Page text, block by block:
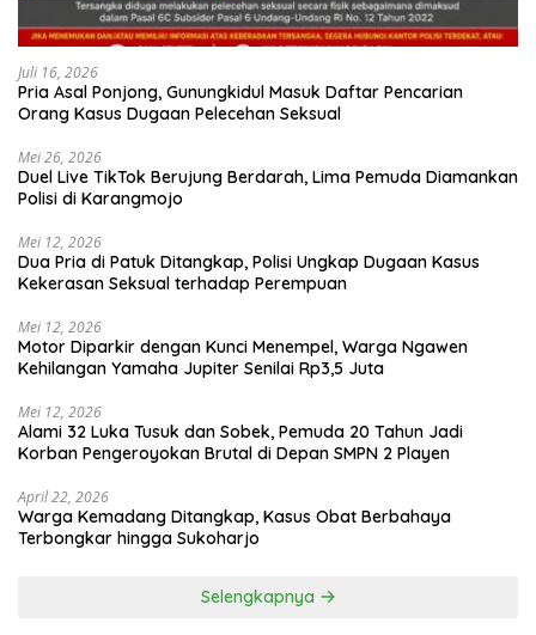
Juli 16, 2026
Pria Asal Ponjong, Gunungkidul Masuk Daftar Pencarian
Orang Kasus Dugaan Pelecehan Seksual
Mei 26, 2026
Duel Live TikTok Berujung Berdarah, Lima Pemuda Diamankan
Polisi di Karangmojo
Mei 12, 2026
Dua Pria di Patuk Ditangkap, Polisi Ungkap Dugaan Kasus
Kekerasan Seksual terhadap Perempuan
Mei 12, 2026
Motor Diparkir dengan Kunci Menempel, Warga Ngawen
Kehilangan Yamaha Jupiter Senilai Rp3,5 Juta
Mei 12, 2026
Alami 32 Luka Tusuk dan Sobek, Pemuda 20 Tahun Jadi
Korban Pengeroyokan Brutal di Depan SMPN 2 Playen
April 22, 2026
Warga Kemadang Ditangkap, Kasus Obat Berbahaya
Terbongkar hingga Sukoharjo
Selengkapnya